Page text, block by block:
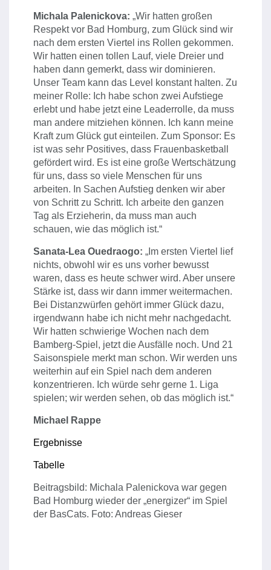
Michala Palenickova: „Wir hatten großen
Respekt vor Bad Homburg, zum Glück sind wir
nach dem ersten Viertel ins Rollen gekommen.
Wir hatten einen tollen Lauf, viele Dreier und
haben dann gemerkt, dass wir dominieren.
Unser Team kann das Level konstant halten. Zu
meiner Rolle: Ich habe schon zwei Aufstiege
erlebt und habe jetzt eine Leaderrolle, da muss
man andere mitziehen können. Ich kann meine
Kraft zum Glück gut einteilen. Zum Sponsor: Es
ist was sehr Positives, dass Frauenbasketball
gefördert wird. Es ist eine große Wertschätzung
für uns, dass so viele Menschen für uns
arbeiten. In Sachen Aufstieg denken wir aber
von Schritt zu Schritt. Ich arbeite den ganzen
Tag als Erzieherin, da muss man auch
schauen, wie das möglich ist.“
Sanata-Lea Ouedraogo: „Im ersten Viertel lief
nichts, obwohl wir es uns vorher bewusst
waren, dass es heute schwer wird. Aber unsere
Stärke ist, dass wir dann immer weitermachen.
Bei Distanzwürfen gehört immer Glück dazu,
irgendwann habe ich nicht mehr nachgedacht.
Wir hatten schwierige Wochen nach dem
Bamberg-Spiel, jetzt die Ausfälle noch. Und 21
Saisonspiele merkt man schon. Wir werden uns
weiterhin auf ein Spiel nach dem anderen
konzentrieren. Ich würde sehr gerne 1. Liga
spielen; wir werden sehen, ob das möglich ist.“
Michael Rappe
Ergebnisse
Tabelle
Beitragsbild: Michala Palenickova war gegen
Bad Homburg wieder der „energizer“ im Spiel
der BasCats. Foto: Andreas Gieser